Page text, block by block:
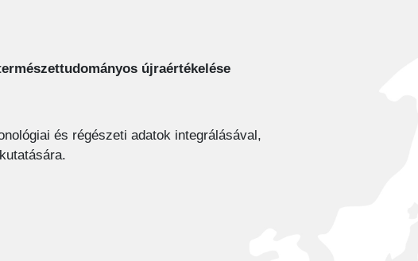
újraértékelése
és régészeti adatok integrálásával,